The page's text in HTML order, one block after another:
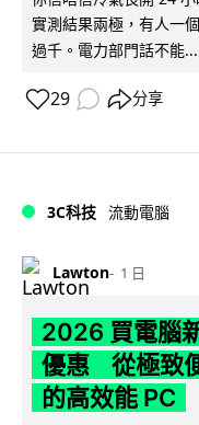
實測結果兩極，有人一
過千。電力部門話不能...
29 分享
3C科技 流動電腦
Lawton 1 日
2026 買電腦
優惠 從極致
的高效能 PC